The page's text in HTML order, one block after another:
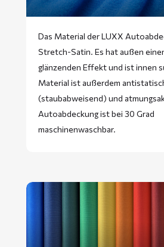
Das Material der LUXX
Stretch-Satin. Es hat außen
glänzenden Effekt und ist innen
Material ist außerdem
(staubabweisend) und
Autoabdeckung ist bei 30 Grad
maschinenwaschbar.